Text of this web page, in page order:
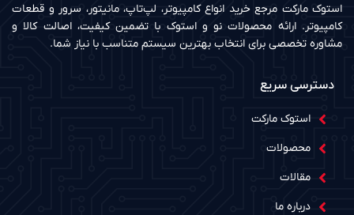
استوک مارکت مرجع خرید انواع کامپیوتر، لپ‌تاپ، مانیتور، سرور و قطعات
کامپیوتر. ارائه محصولات نو و استوک با تضمین کیفیت، اصالت کالا و
مشاوره تخصصی برای انتخاب بهترین سیستم متناسب با نیاز شما.
دسترسی سریع
استوک مارکت
محصولات
مقالات
درباره ما